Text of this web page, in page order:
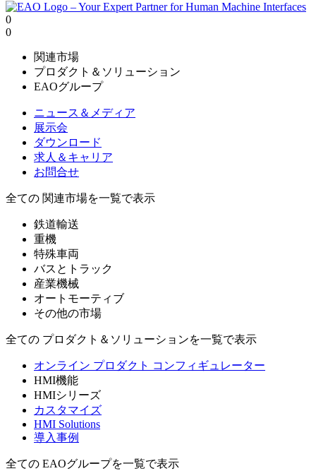
0
0
関連市場
プロダクト＆ソリューション
EAOグループ
ニュース＆メディア
展示会
ダウンロード
求人＆キャリア
お問合せ
全ての 関連市場を一覧で表示
鉄道輸送
重機
特殊車両
バスとトラック
産業機械
オートモーティブ
その他の市場
全ての プロダクト＆ソリューションを一覧で表示
オンライン プロダクト コンフィギュレーター
HMI機能
HMIシリーズ
カスタマイズ
HMI Solutions
導入事例
全ての EAOグループを一覧で表示